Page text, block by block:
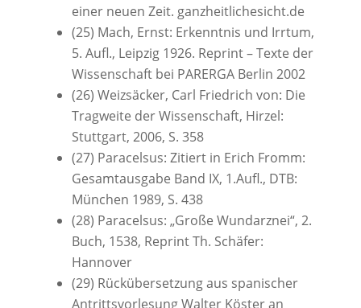
einer neuen Zeit. ganzheitlichesicht.de
(25) Mach, Ernst: Erkenntnis und Irrtum,
5. Aufl., Leipzig 1926. Reprint – Texte der
Wissenschaft bei PARERGA Berlin 2002
(26) Weizsäcker, Carl Friedrich von: Die
Tragweite der Wissenschaft, Hirzel:
Stuttgart, 2006, S. 358
(27) Paracelsus: Zitiert in Erich Fromm:
Gesamtausgabe Band IX, 1.Aufl., DTB:
München 1989, S. 438
(28) Paracelsus: „Große Wundarznei“, 2.
Buch, 1538, Reprint Th. Schäfer:
Hannover
(29) Rückübersetzung aus spanischer
Antrittsvorlesung Walter Köster an